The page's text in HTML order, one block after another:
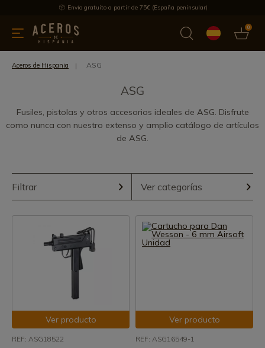
Envío gratuito a partir de 75€ (España peninsular)
0
menaje Ofertas Ultimas novedades Los más vendidos
Aceros de Hispania ASG
ASG
Fusiles, pistolas y otros accesorios ideales de ASG. Disfrute
como nunca con nuestro extenso y amplio catálogo de artículos
de ASG.
Filtrar Ver categorías
Ver producto
REF: ASG18522
Ver producto
REF: ASG16549-1